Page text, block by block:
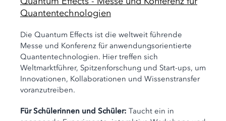
Quantentechnologien
Die Quantum Effects ist die weltweit führende
Messe und Konferenz für anwendungsorientierte
Quantentechnologien. Hier treffen sich
Weltmarktführer, Spitzenforschung und Start-ups, um
Innovationen, Kollaborationen und Wissenstransfer
voranzutreiben.
Für Schülerinnen und Schüler: Taucht ein in